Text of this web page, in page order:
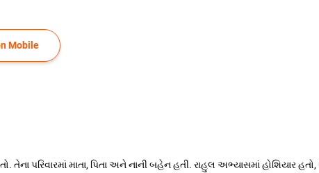
Mobile
તેના પરિવારમાં માતા, પિતા અને નાની બહેન હતી. રાહુલ અભ્યાસમાં